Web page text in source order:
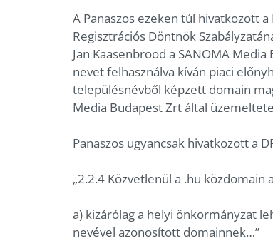
A Panaszos ezeken túl hivatkozott
Regisztrációs Döntnök
Jan Kaasenbrood a SANOMA
nevet felhasználva kíván piaci
településnévből képzett domain
Media Budapest Zrt által
Panaszos ugyancsak hivatkozott a
„2.2.4 Közvetlenül a .hu
a) kizárólag a helyi önkormányzat
nevével azonosított domainnek…”